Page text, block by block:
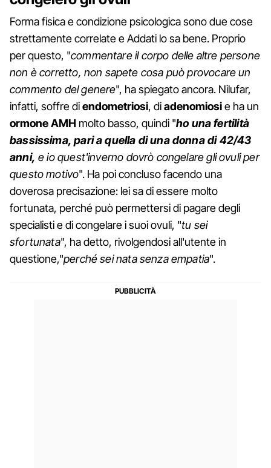
Forma fisica e condizione psicologica sono due cose
strettamente correlate e Addati lo sa bene. Proprio
per questo, "commentare il corpo delle altre persone
non è corretto, non sapete cosa può provocare un
commento del genere", ha spiegato ancora. Nilufar,
infatti, soffre diendometriosi, diadenomiosie ha un
ormone AMH molto basso, quindi "ho una fertilità
bassissima, pari a quella di una donna di 42/43
anni, e io quest'inverno dovrò congelare gli ovuli per
questo motivo". Ha poi concluso facendo una
doverosa precisazione: lei sa di essere molto
fortunata, perché può permettersi di pagare degli
specialisti e di congelare i suoi ovuli, "tu sei
sfortunata", ha detto, rivolgendosi all'utente in
questione,"perché sei nata senza empatia".